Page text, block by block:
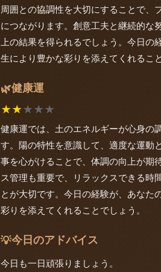
周囲との協調性を大切にすることで、
につながります。創意工夫と継続的な
上の結果を得られるでしょう。今日の
生により豊かな彩りを添えてくれるこ
🌿健康運
★★★★★
健康運では、土のエネルギーが心身の
す。陽の特性を意識して、適度な運動
事を心がけることで、体調の向上が期
ス管理も重要で、リラックスできる時
とが大切です。今日の経験が、あなた
彩りを添えてくれることでしょう。
💡今日のアドバイス
今日も一日頑張りましょう。